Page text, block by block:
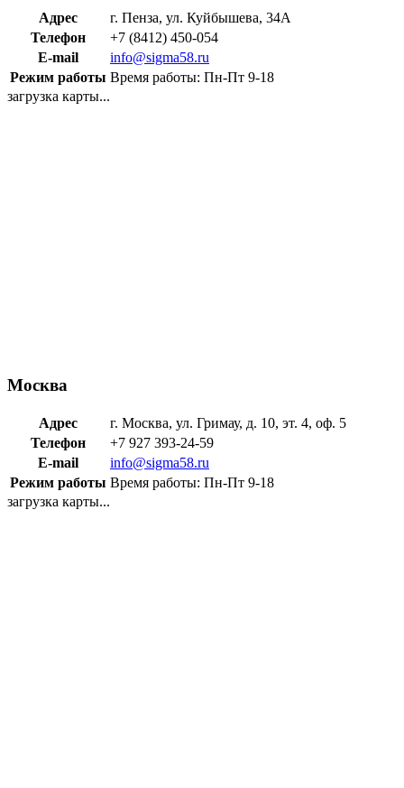
Адрес
г. Пенза, ул. Куйбышева, 34А
Телефон
+7 (8412) 450-054
E-mail
info@sigma58.ru
Режим работы Время работы: Пн-Пт 9-18
загрузка карты...
Москва
Адрес
г. Москва, ул. Гримау, д. 10, эт. 4, оф. 5
Телефон
+7 927 393-24-59
E-mail
info@sigma58.ru
Режим работы Время работы: Пн-Пт 9-18
загрузка карты...